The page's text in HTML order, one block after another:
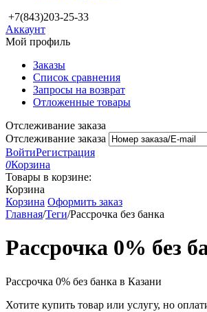
+7(843)203-25-33
Аккаунт
Мой профиль
Заказы
Список сравнения
Запросы на возврат
Отложенные товары
Отслеживание заказа
Отслеживание заказа
ВойтиРегистрация
0Корзина
Товары в корзине:
Корзина
Корзина Оформить заказ
Главная/Теги/Рассрочка без банка
Рассрочка 0% без
Рассрочка 0% без банка в Казани
Хотите купить товар или услугу, но